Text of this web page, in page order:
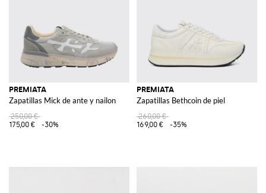
PREMIATA
Zapatillas Mick de ante y nailon
250,00 €
175,00 €
-30%
PREMIATA
Zapatillas Bethcoin de piel
260,00 €
169,00 €
-35%